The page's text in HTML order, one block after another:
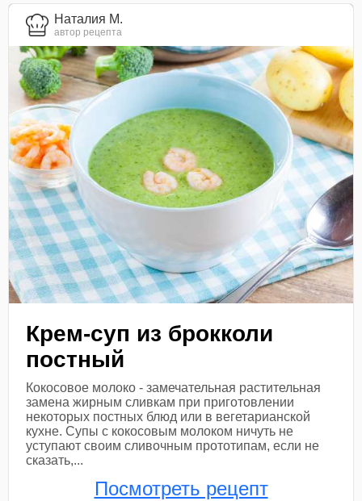
Наталия М.
автор рецепта
Крем-суп из брокколи
постный
Кокосовое молоко - замечательная растительная
замена жирным сливкам при приготовлении
некоторых постных блюд или в вегетарианской
кухне. Супы с кокосовым молоком ничуть не
уступают своим сливочным прототипам, если не
сказать,...
Посмотреть рецепт